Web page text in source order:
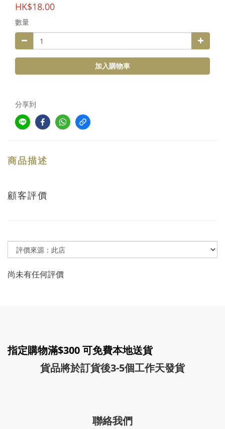
HK$18.00
數量
加入購物車
分享到
商品描述
顧客評價
尚未有任何評價
指定購物滿$300 可免費本地送貨
貨品將於訂貨後3-5個工作天發貨
聯絡我們